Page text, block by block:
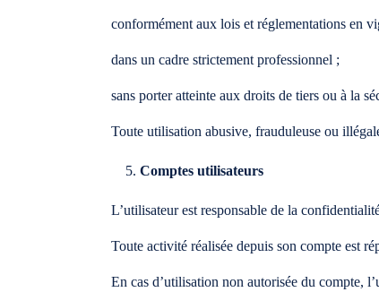
conformément aux lois et réglementations en
dans un cadre strictement professionnel ;
sans porter atteinte aux droits de tiers ou à la
Toute utilisation abusive, frauduleuse ou
Comptes utilisateurs
L’utilisateur est responsable de la
Toute activité réalisée depuis son compte est
En cas d’utilisation non autorisée du compte,